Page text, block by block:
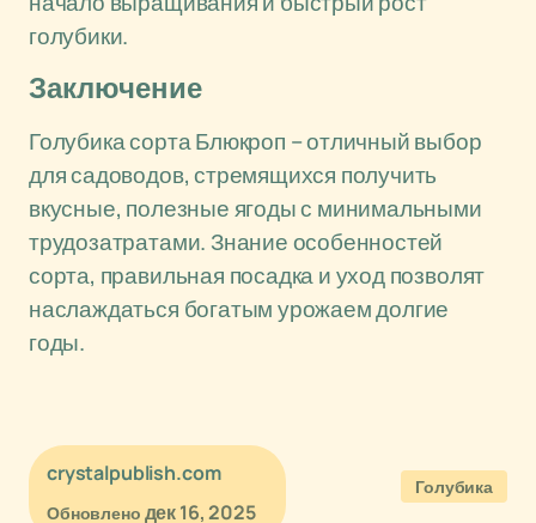
голубики.
Заключение
Голубика сорта Блюкроп – отличный выбор
для садоводов, стремящихся получить
вкусные, полезные ягоды с минимальными
трудозатратами. Знание особенностей
сорта, правильная посадка и уход позволят
наслаждаться богатым урожаем долгие
годы.
crystalpublish.com
Обновлено дек 16, 2025
Голубика